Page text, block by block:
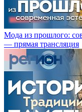
Мода из прошлого:
— прямая трансляция